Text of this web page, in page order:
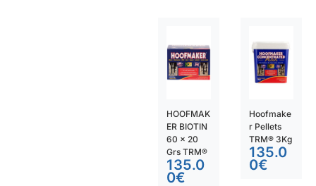
HOOFMAK
ER BIOTIN
60 x 20
Grs TRM®
135.0
0€
Hoofmake
r Pellets
TRM® 3Kg
135.0
0€